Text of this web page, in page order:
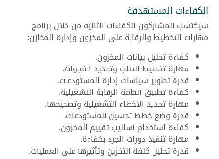
الكفاءات المستهدفة
سيكتسب المشاركون الكفاءات التالية من خلال برنامج
مهارات التخطيط والرقابة على المخزون وإدارة المخازن:
كفاءة تحليل بيانات المخزون.
مهارة تخطيط الطلب وتحديد الفجوات.
قدرة تطوير سياسات إدارة المستودعات.
كفاءة تطبيق أنظمة الرقابة التشغيلية.
مهارة تحديد الأخطاء التشغيلية وتصحيحها.
قدرة وضع خطط تحسين للمستودعات.
كفاءة استخدام أساليب تقييم المخزون.
مهارة تنفيذ دورات الجرد بكفاءة.
قدرة تحليل كلفة التخزين وتأثيرها على العمليات.